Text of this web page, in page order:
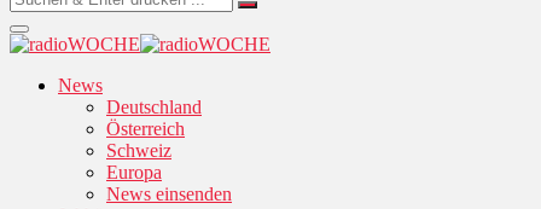
News
Deutschland
Österreich
Schweiz
Europa
News einsenden